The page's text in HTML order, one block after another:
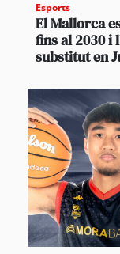
Esports
El Mallorca
fins al 2030 i
substitut en